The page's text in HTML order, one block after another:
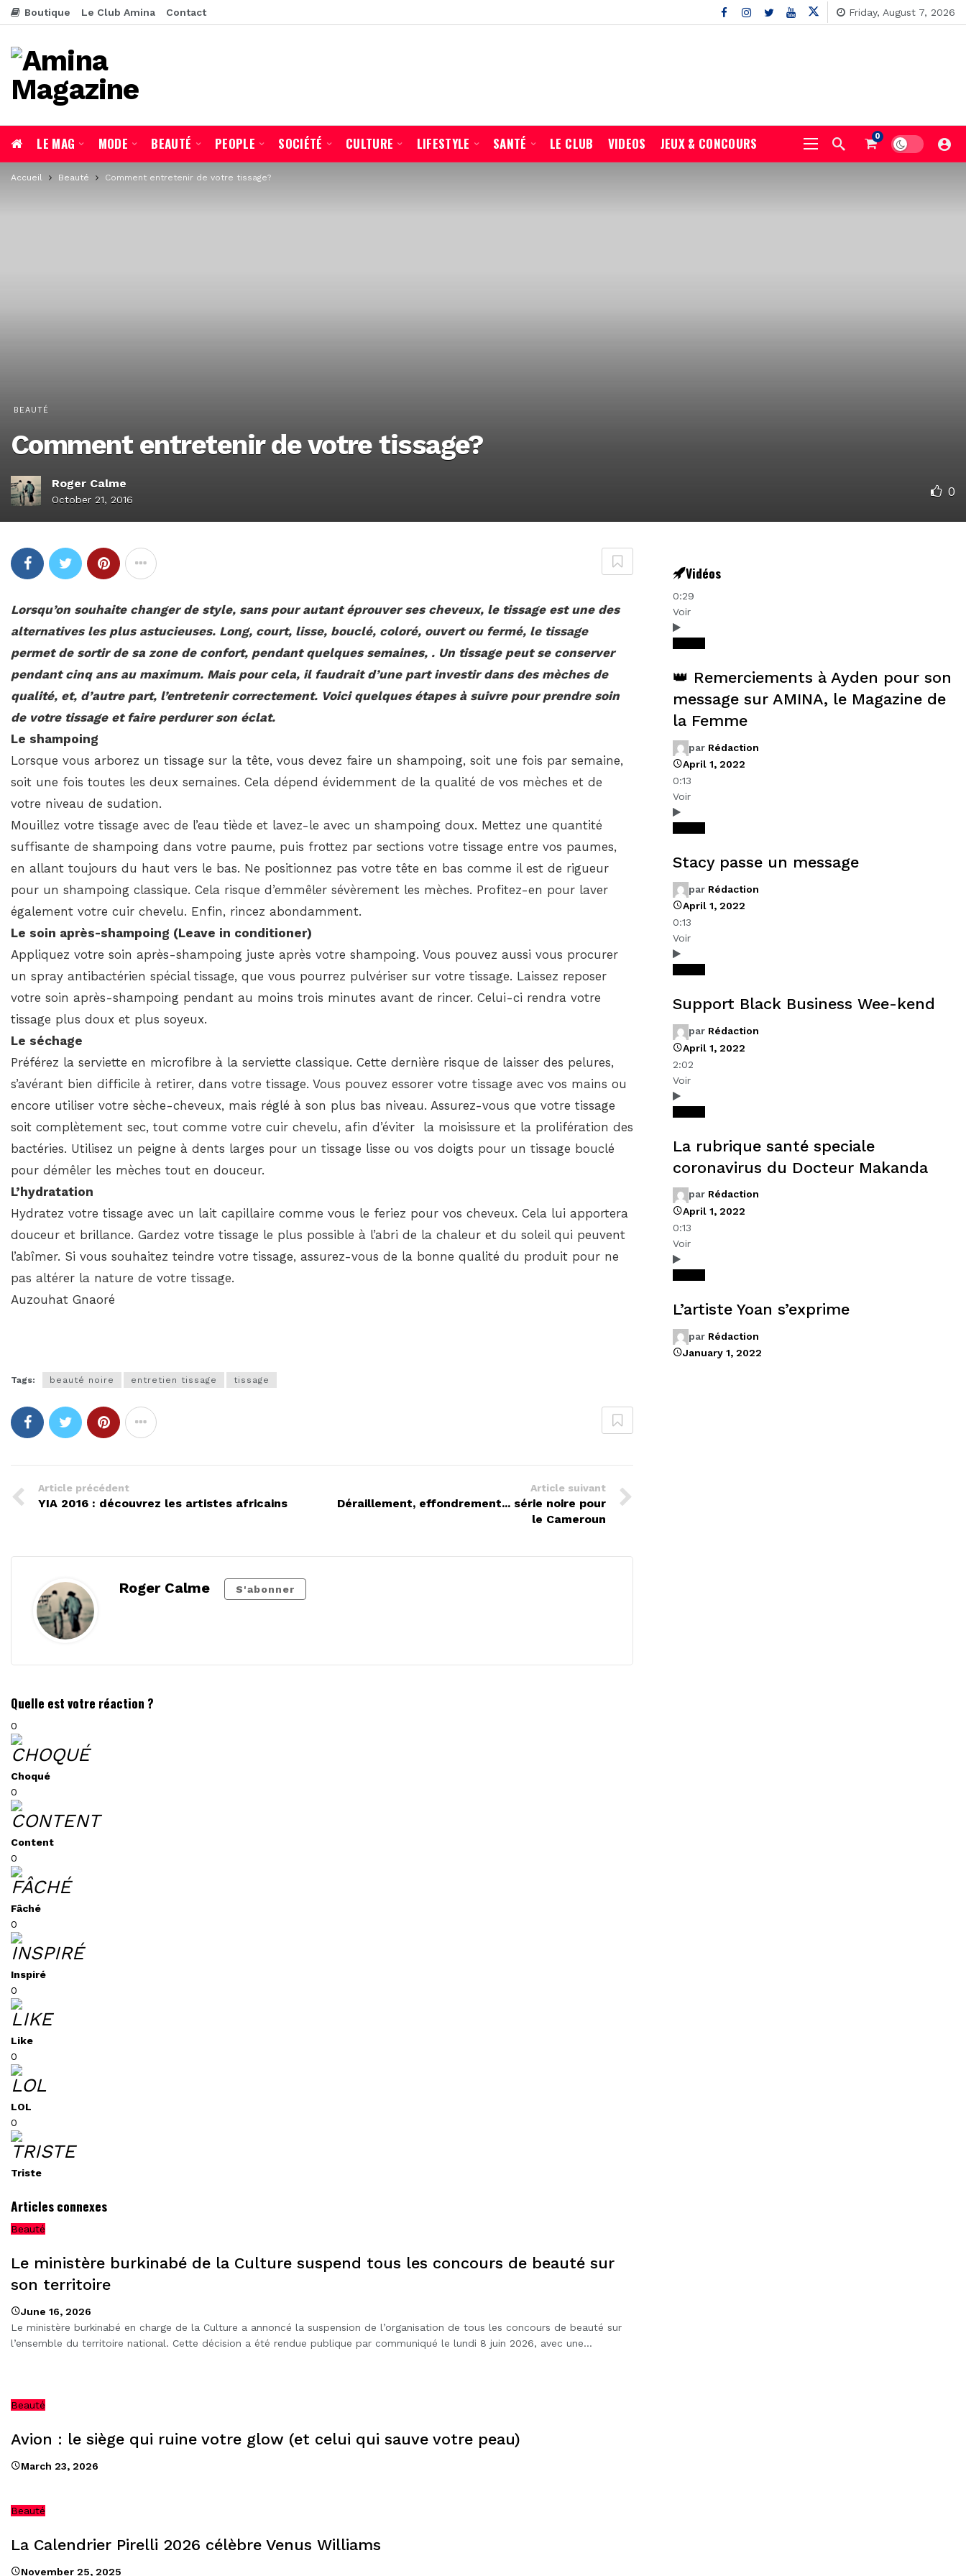
Boutique Le Club Amina Contact Friday, August 7, 2026
LE MAG MODE BEAUTÉ PEOPLE SOCIÉTÉ CULTURE LIFESTYLE SANTÉ LE CLUB VIDEOS JEUX & CONCOURS 0
Accueil Beauté Comment entretenir de votre tissage?
BEAUTÉ
Comment entretenir de votre tissage?
Roger Calme
October 21, 2016
0
Lorsqu’on souhaite changer de style, sans pour autant éprouver ses cheveux, le tissage est une des
alternatives les plus astucieuses. Long, court, lisse, bouclé, coloré, ouvert ou fermé, le tissage
permet de sortir de sa zone de confort, pendant quelques semaines, . Un tissage peut se conserver
pendant cinq ans au maximum. Mais pour cela, il faudrait d’une part investir dans des mèches de
qualité, et, d’autre part, l’entretenir correctement. Voici quelques étapes à suivre pour prendre soin
de votre tissage et faire perdurer son éclat.
Le shampoing
Lorsque vous arborez un tissage sur la tête, vous devez faire un shampoing, soit une fois par semaine,
soit une fois toutes les deux semaines. Cela dépend évidemment de la qualité de vos mèches et de
votre niveau de sudation.
Mouillez votre tissage avec de l’eau tiède et lavez-le avec un shampoing doux. Mettez une quantité
suffisante de shampoing dans votre paume, puis frottez par sections votre tissage entre vos paumes,
en allant toujours du haut vers le bas. Ne positionnez pas votre tête en bas comme il est de rigueur
pour un shampoing classique. Cela risque d’emmêler sévèrement les mèches. Profitez-en pour laver
également votre cuir chevelu. Enfin, rincez abondamment.
Le soin après-shampoing (Leave in conditioner)
Appliquez votre soin après-shampoing juste après votre shampoing. Vous pouvez aussi vous procurer
un spray antibactérien spécial tissage, que vous pourrez pulvériser sur votre tissage. Laissez reposer
votre soin après-shampoing pendant au moins trois minutes avant de rincer. Celui-ci rendra votre
tissage plus doux et plus soyeux.
Le séchage
Préférez la serviette en microfibre à la serviette classique. Cette dernière risque de laisser des pelures,
s’avérant bien difficile à retirer, dans votre tissage. Vous pouvez essorer votre tissage avec vos mains ou
encore utiliser votre sèche-cheveux, mais réglé à son plus bas niveau. Assurez-vous que votre tissage
soit complètement sec, tout comme votre cuir chevelu, afin d’éviter la moisissure et la prolifération des
bactéries. Utilisez un peigne à dents larges pour un tissage lisse ou vos doigts pour un tissage bouclé
pour démêler les mèches tout en douceur.
L’hydratation
Hydratez votre tissage avec un lait capillaire comme vous le feriez pour vos cheveux. Cela lui apportera
douceur et brillance. Gardez votre tissage le plus possible à l’abri de la chaleur et du soleil qui peuvent
l’abîmer. Si vous souhaitez teindre votre tissage, assurez-vous de la bonne qualité du produit pour ne
pas altérer la nature de votre tissage.
Auzouhat Gnaoré
Tags: beauté noire entretien tissage tissage
Article précédent
YIA 2016 : découvrez les artistes africains
Article suivant
Déraillement, effondrement... série noire pour
le Cameroun
Roger Calme S'abonner
Quelle est votre réaction ?
0
Choqué
0
Content
0
Fâché
0
Inspiré
0
Like
0
LOL
0
Triste
Articles connexes
Beauté
Le ministère burkinabé de la Culture suspend tous les concours de beauté sur
son territoire
June 16, 2026
Le ministère burkinabé en charge de la Culture a annoncé la suspension de l’organisation de tous les concours de beauté sur
l’ensemble du territoire national. Cette décision a été rendue publique par communiqué le lundi 8 juin 2026, avec une…
Beauté
Avion : le siège qui ruine votre glow (et celui qui sauve votre peau)
March 23, 2026
Beauté
La Calendrier Pirelli 2026 célèbre Venus Williams
November 25, 2025
Vidéos
0:29
Voir
👑 Remerciements à Ayden pour son
message sur AMINA, le Magazine de
la Femme
par Rédaction
April 1, 2022
0:13
Voir
Stacy passe un message
par Rédaction
April 1, 2022
0:13
Voir
Support Black Business Wee-kend
par Rédaction
April 1, 2022
2:02
Voir
La rubrique santé speciale
coronavirus du Docteur Makanda
par Rédaction
April 1, 2022
0:13
Voir
L’artiste Yoan s’exprime
par Rédaction
January 1, 2022